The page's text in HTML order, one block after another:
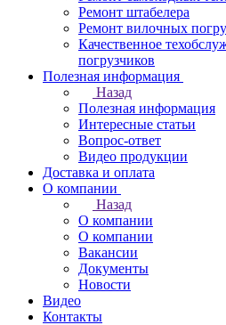
Ремонт штабелера
Ремонт вилочных
Качественное
погрузчиков
Полезная информация
Назад
Полезная информация
Интересные статьи
Вопрос-ответ
Видео продукции
Доставка и оплата
О компании
Назад
О компании
О компании
Вакансии
Документы
Новости
Видео
Контакты